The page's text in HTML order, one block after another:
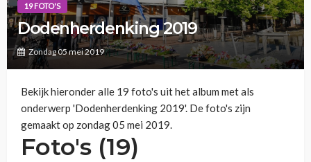
19 FOTO'S
Dodenherdenking 2019
Zondag 05 mei 2019
Bekijk hieronder alle 19 foto's uit het album met als
onderwerp 'Dodenherdenking 2019'. De foto's zijn
gemaakt op zondag 05 mei 2019.
Foto's (19)